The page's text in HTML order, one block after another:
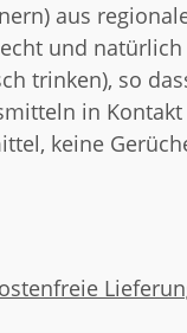
aus
und
trinken), so
in
keine